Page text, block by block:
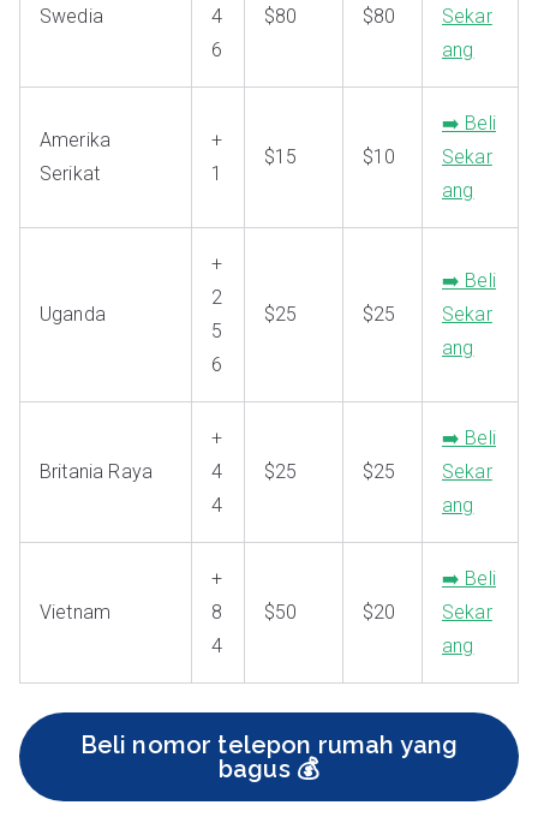
Swedia
4
6
$80 $80
Sekar
ang
Amerika
Serikat
+
1
$15 $10
➡️ Beli
Sekar
ang
Uganda
+
2
5
6
$25 $25
➡️ Beli
Sekar
ang
Britania Raya
+
4
4
$25 $25
➡️ Beli
Sekar
ang
Vietnam
+
8
4
$50 $20
➡️ Beli
Sekar
ang
Beli nomor telepon rumah yang
bagus 💰